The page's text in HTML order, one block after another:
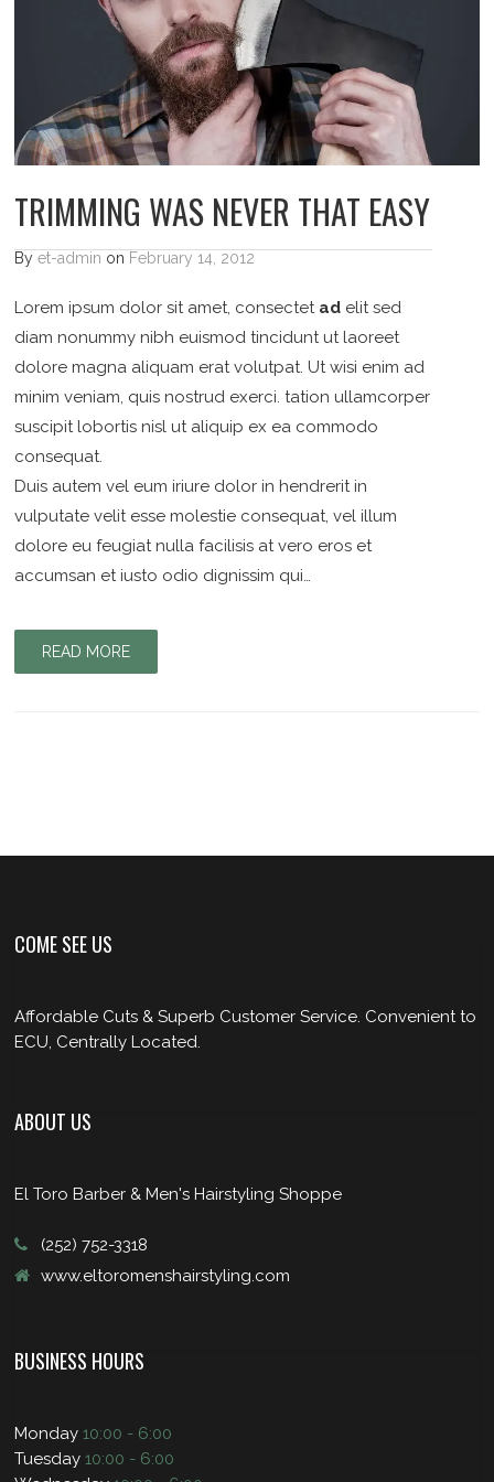
TRIMMING WAS NEVER THAT EASY
Byet-admin on February 14, 2012
Lorem ipsum dolor sit amet, consectet ad elit sed
diam nonummy nibh euismod tincidunt ut laoreet
dolore magna aliquam erat volutpat. Ut wisi enim ad
minim veniam, quis nostrud exerci. tation ullamcorper
suscipit lobortis nisl ut aliquip ex ea commodo
consequat.
Duis autem vel eum iriure dolor in hendrerit in
vulputate velit esse molestie consequat, vel illum
dolore eu feugiat nulla facilisis at vero eros et
accumsan et iusto odio dignissim qui…
READ MORE
COME SEE US
Affordable Cuts & Superb Customer Service. Convenient to
ECU, Centrally Located.
ABOUT US
El Toro Barber & Men's Hairstyling Shoppe
(252) 752-3318
www.eltoromenshairstyling.com
BUSINESS HOURS
Monday10:00 - 6:00
Tuesday10:00 - 6:00